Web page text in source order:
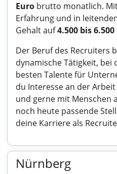
Euro brutto monatlich.
Erfahrung und in
Gehalt auf4.500 bis
Der Beruf des Recruiters
dynamische Tätigkeit, bei
besten Talente für
du Interesse an der
und gerne mit Menschen
noch heute passende
deine Karriere als
Nürnberg